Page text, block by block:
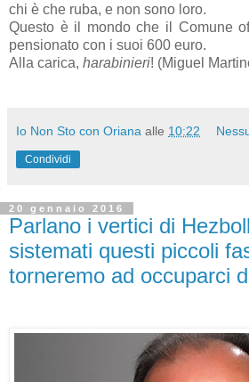
chi è che ruba, e non sono loro.
Questo è il mondo che il Comune
pensionato con i suoi 600 euro.
Alla carica, harabinieri! (Miguel
Io Non Sto con Oriana alle 10:22
Condividi
20 gennaio 2016
Parlano i vertici di
sistemati questi piccoli
torneremo ad occuparci